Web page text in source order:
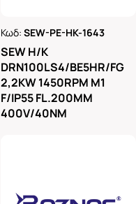
Κωδ:SEW-PE-HK-1643
SEW H/K
DRN100LS4/BE5HR/FG
2,2KW 1450RPM M1
F/IP55 FL.200MM
400V/40NM